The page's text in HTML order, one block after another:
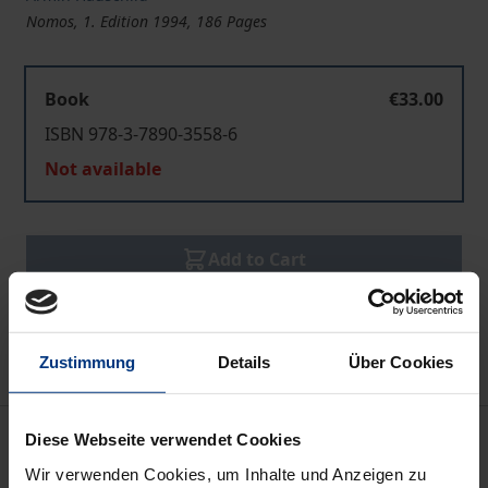
Zustimmung Details Über Cookies
Diese Webseite verwendet Cookies
Wir verwenden Cookies, um Inhalte und Anzeigen zu
Nomos, 1. Edition 1994, 186 Pages
Book
€33.00
ISBN 978-3-7890-3558-6
Not available
Add to Wish List
Description